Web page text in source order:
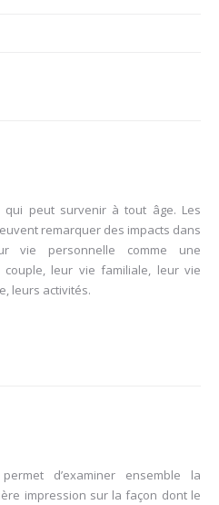
peut survenir à tout âge. Les
remarquer des impacts dans
vie personnelle comme une
leur vie familiale, leur vie
leurs activités.
d’examiner ensemble la
impression sur la façon dont le